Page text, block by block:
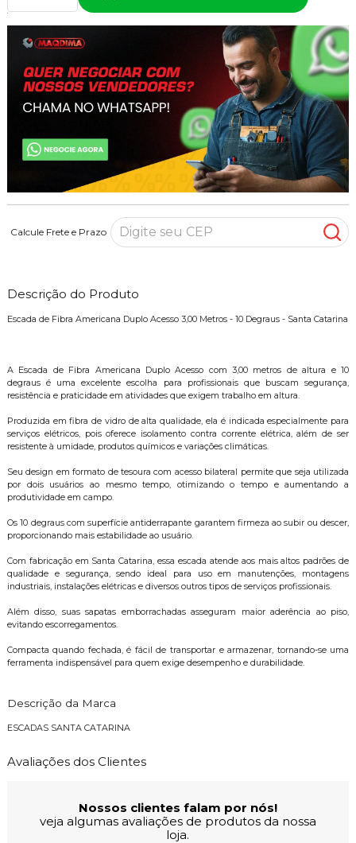
Calcule Frete e Prazo
Descrição do Produto
Escada de Fibra Americana Duplo Acesso 3,00 Metros - 10 Degraus - Santa Catarina
A Escada de Fibra Americana Duplo Acesso com 3,00 metros de altura e 10
degraus é uma excelente escolha para profissionais que buscam segurança,
resistência e praticidade em atividades que exigem trabalho em altura.
Produzida em fibra de vidro de alta qualidade, ela é indicada especialmente para
serviços elétricos, pois oferece isolamento contra corrente elétrica, além de ser
resistente à umidade, produtos químicos e variações climáticas.
Seu design em formato de tesoura com acesso bilateral permite que seja utilizada
por dois usuários ao mesmo tempo, otimizando o tempo e aumentando a
produtividade em campo.
Os 10 degraus com superfície antiderrapante garantem firmeza ao subir ou descer,
proporcionando mais estabilidade ao usuário.
Com fabricação em Santa Catarina, essa escada atende aos mais altos padrões de
qualidade e segurança, sendo ideal para uso em manutenções, montagens
industriais, instalações elétricas e diversos outros tipos de serviços profissionais.
Além disso, suas sapatas emborrachadas asseguram maior aderência ao piso,
evitando escorregamentos.
Compacta quando fechada, é fácil de transportar e armazenar, tornando-se uma
ferramenta indispensável para quem exige desempenho e durabilidade.
Descrição da Marca
ESCADAS SANTA CATARINA
Avaliações dos Clientes
Nossos clientes falam por nós!
veja algumas avaliações de produtos da nossa
loja.